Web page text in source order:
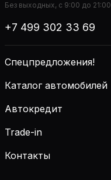
Без выходных, с 9:00 до 21:00
+7 499 302 33 69
Спецпредложения!
Каталог автомобилей
Автокредит
Trade-in
Контакты